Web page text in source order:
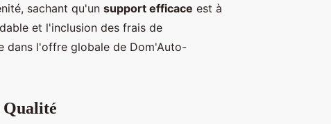
sachant qu'un support efficace est à
et l'inclusion des frais de
dans l'offre globale de Dom'Auto-
Qualité